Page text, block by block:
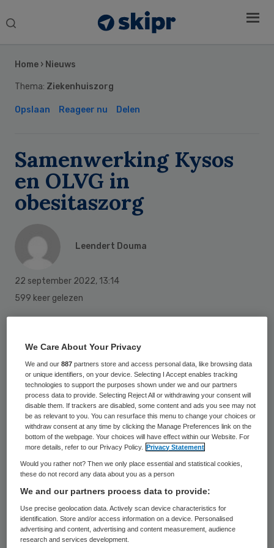
Search
Home › Nieuws
Thema: Ziekenhuiszorg
Opslaan Reageer nu Delen
Samenwerking Kysos
en OLVG in
obesitaszorg
Leendert Douma
22 september 2022, 13:14
599 keer gelezen
(OCA, onderdeel van OLVG) gaan per 1
januari een samenwerking aan op het
gebied van bariatrische zorg, zowel in
chirurgie als preventie van obesitas. De
samenwerking tussen OCA en de
Nederlandse Obesitas Kliniek is onlangs
getekend.
Dat melden Kysos en OLVG op 22
september. Vanaf volgend jaar is het OCA
de enige kliniek die maagverkleiningen
Sidebar
We Care About Your Privacy
We and our887 partners store and access personal data, like browsing data
or unique identifiers, on your device. Selecting I Accept enables tracking
technologies to support the purposes shown under we and our partners
process data to provide. Selecting Reject All or withdrawing your consent will
disable them. If trackers are disabled, some content and ads you see may not
be as relevant to you. You can resurface this menu to change your choices or
withdraw consent at any time by clicking the Manage Preferences link on the
bottom of the webpage. Your choices will have effect within our Website. For
more details, refer to our Privacy Policy.
Privacy Statement
Would you rather not? Then we only place essential and statistical cookies,
these do not record any data about you as a person
We and our partners process data to provide:
Use precise geolocation data. Actively scan device characteristics for
identification. Store and/or access information on a device. Personalised
advertising and content, advertising and content measurement, audience
research and services development.